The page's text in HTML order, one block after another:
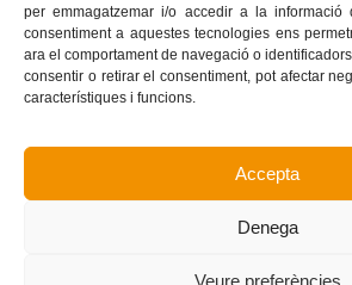
per emmagatzemar i/o accedir a la informació
consentiment a aquestes tecnologies ens
ara el comportament de navegació o
consentir o retirar el consentiment, pot afectar
característiques i funcions.
Accepta
Denega
Veure preferències